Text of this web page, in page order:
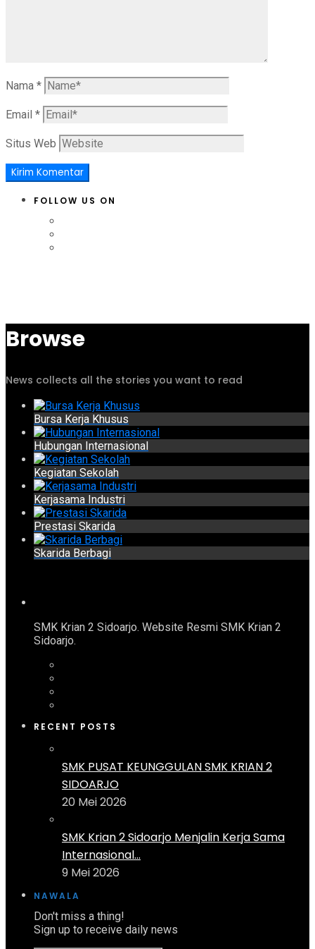
Nama *
Email *
Situs Web
FOLLOW US ON
Browse
News collects all the stories you want to read
Bursa Kerja Khusus
Hubungan Internasional
Kegiatan Sekolah
Kerjasama Industri
Prestasi Skarida
Skarida Berbagi
SMK Krian 2 Sidoarjo. Website Resmi SMK Krian 2
Sidoarjo.
RECENT POSTS
SMK PUSAT KEUNGGULAN SMK KRIAN 2
SIDOARJO
20 Mei 2026
SMK Krian 2 Sidoarjo Menjalin Kerja Sama
Internasional...
9 Mei 2026
NAWALA
Don't miss a thing!
Sign up to receive daily news